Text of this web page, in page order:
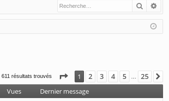
FA
Q
n
ne
n
’e
nr
eg
r
611 résultats trouvés Page 1sur 25
1 2 3 4 5 … 25
Vues Dernier message